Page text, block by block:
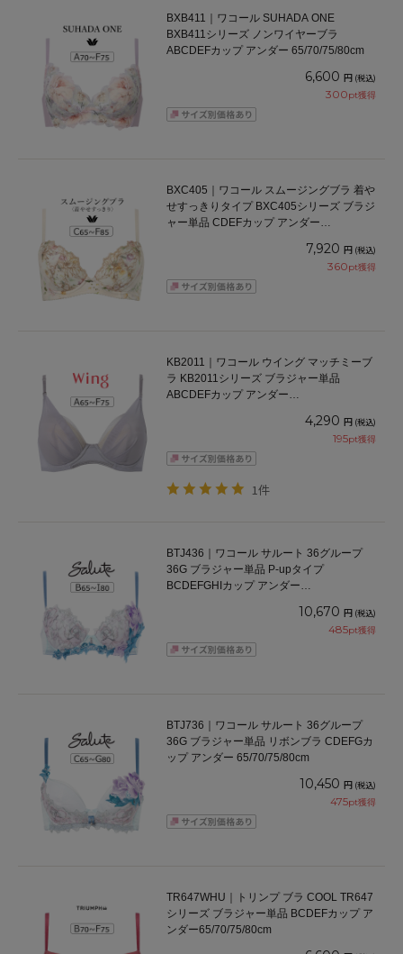
BXB411｜ワコール SUHADA ONE
BXB411シリーズ ノンワイヤーブラ
ABCDEFカップ アンダー 65/70/75/80cm
6,600 円 (税込)
300pt獲得
BXC405｜ワコール スムージングブラ 着や
せすっきりタイプ BXC405シリーズ ブラジ
ャー単品 CDEFカップ アンダー
7,920 円 (税込)
360pt獲得
KB2011｜ワコール ウイング マッチミーブ
ラ KB2011シリーズ ブラジャー単品
ABCDEFカップ アンダー
4,290 円 (税込)
195pt獲得
1件
BTJ436｜ワコール サルート 36グループ
36G ブラジャー単品 P-upタイプ
BCDEFGHIカップ アンダー
10,670 円 (税込)
485pt獲得
BTJ736｜ワコール サルート 36グループ
36G ブラジャー単品 リボンブラ CDEFGカ
ップ アンダー 65/70/75/80cm
10,450 円 (税込)
475pt獲得
TR647WHU｜トリンプ ブラ COOL TR647
シリーズ ブラジャー単品 BCDEFカップ ア
ンダー65/70/75/80cm